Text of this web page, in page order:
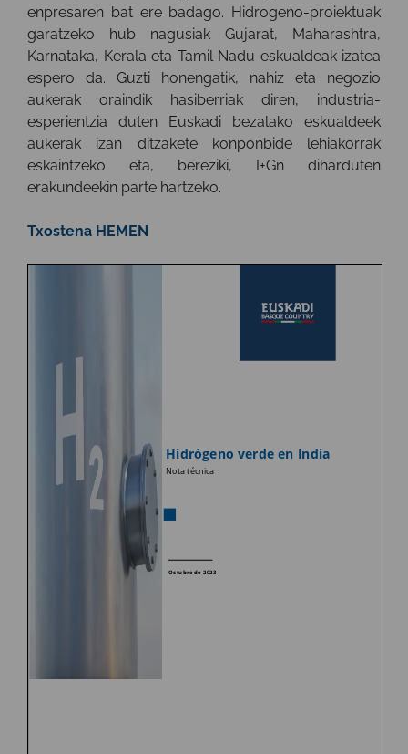
enpresaren bat ere badago. Hidrogeno-proiektuak
garatzeko hub nagusiak Gujarat, Maharashtra,
Karnataka, Kerala eta Tamil Nadu eskualdeak izatea
espero da. Guzti honengatik, nahiz eta negozio
aukerak oraindik hasiberriak diren, industria-
esperientzia duten Euskadi bezalako eskualdeek
aukerak izan ditzakete konponbide lehiakorrak
eskaintzeko eta, bereziki, I+Gn diharduten
erakundeekin parte hartzeko.
Txostena HEMEN